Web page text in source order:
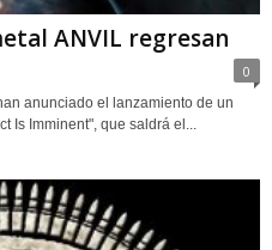
ANVIL regresan
0
anunciado el lanzamiento de un
Is Imminent", que saldrá el...